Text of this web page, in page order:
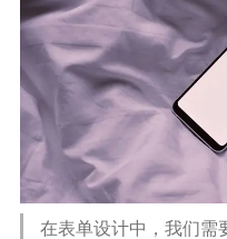
在表单设计中，我们需